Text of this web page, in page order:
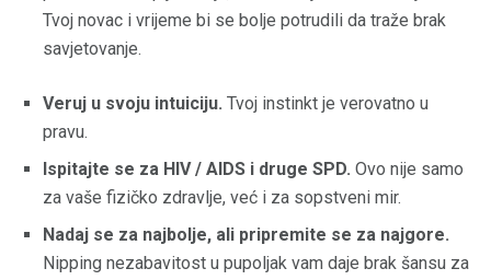
Tvoj novac i vrijeme bi se bolje potrudili da traže brak
savjetovanje.
Veruj u svoju intuiciju. Tvoj instinkt je verovatno u
pravu.
Ispitajte se za HIV / AIDS i druge SPD. Ovo nije samo
za vaše fizičko zdravlje, već i za sopstveni mir.
Nadaj se za najbolje, ali pripremite se za najgore.
Nipping nezabavitost u pupoljak vam daje brak šansu za